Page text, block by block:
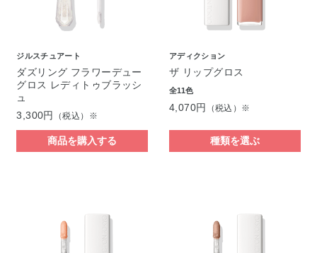
ジルスチュアート
ダズリング フラワーデュー
グロス レディトゥブラッシ
ュ
3,300円
（税込）※
商品を購入する
アディクション
ザ リップグロス
全11色
4,070円 （税込）※
種類を選ぶ